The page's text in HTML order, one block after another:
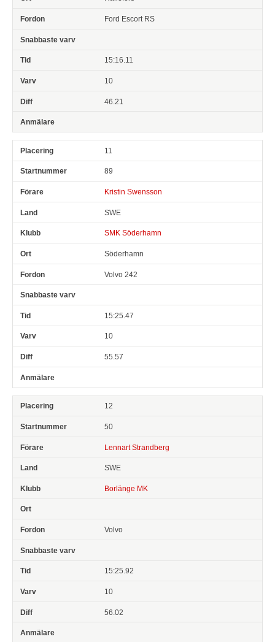
Ford Escort RS
15:16.11
10
46.21
11
89
Kristin Swensson
SWE
SMK Söderhamn
Söderhamn
Volvo 242
15:25.47
10
55.57
12
50
Lennart Strandberg
SWE
Borlänge MK
Volvo
15:25.92
10
56.02